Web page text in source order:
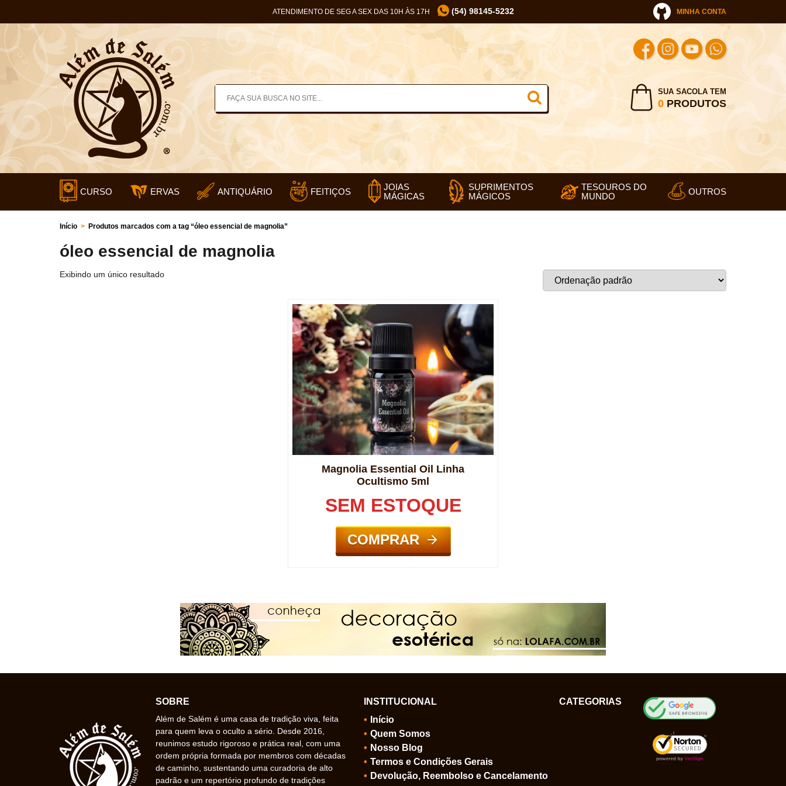
ATENDIMENTO DE SEG A SEX DAS 10H ÀS 17H (54) 98145-5232 MINHA CONTA
SUA SACOLA TEM
0PRODUTOS
CURSO ERVAS ANTIQUÁRIO FEITIÇOS
JOIAS
MÁGICAS
SUPRIMENTOS
MÁGICOS
TESOUROS DO
MUNDO
OUTROS
Início > Produtos marcados com a tag “óleo essencial de magnolia”
óleo essencial de magnolia
Exibindo um único resultado
Magnolia Essential Oil Linha
Ocultismo 5ml
SEM ESTOQUE
COMPRAR
SOBRE
Além de Salém é uma casa de tradição viva, feita
para quem leva o oculto a sério. Desde 2016,
reunimos estudo rigoroso e prática real, com uma
ordem própria formada por membros com décadas
de caminho, sustentando uma curadoria de alto
padrão e um repertório profundo de tradições
INSTITUCIONAL
Início
Quem Somos
Nosso Blog
Termos e Condições Gerais
Devolução, Reembolso e Cancelamento
CATEGORIAS